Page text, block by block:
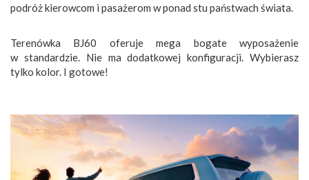
podróż kierowcom i pasażerom w ponad stu państwach świata.
Terenówka BJ60 oferuje mega bogate wyposażenie
w standardzie. Nie ma dodatkowej konfiguracji. Wybierasz
tylko kolor. I gotowe!